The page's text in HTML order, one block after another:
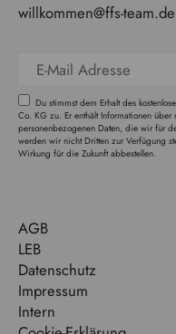
willkommen@ffs-team.de
Du stimmst dem Erhalt des
Co. KG zu. Er enthält Informationen
personenbezogenen Daten, die wir für
werden wir nicht Dritten zur Verfügung
Wirkung für die Zukunft abbestellen.
AGB
LEB
Datenschutz
Impressum
Intern